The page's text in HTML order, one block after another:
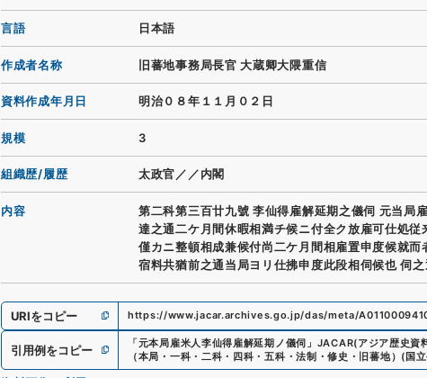
言語 日本語
作成者名称 旧蕃地事務局長官 大蔵卿大隈重信
資料作成年月日 明治０８年１１月０２日
規模 3
組織歴/履歴 太政官／／内閣
内容
第二科第三百廿九號 李仙得雇解延期之儀伺 元当局
達之通二ケ月間休暇相満チ候ニ付全ク放雇可仕処従
僅カニ整頓相成兼候付尚二ケ月間相雇置申度候就而
宿料共猶前之通当局ヨリ仕拂申度此段相伺候也 伺
URIをコピー https://www.jacar.archives.go.jp/das/meta/
引用例をコピー 「元本局雇米人李仙得雇解延期ノ儀伺 」 JACAR(アジア歴史資
（本局・一科・二科・四科・五科・法制・修史・旧蕃地） (国